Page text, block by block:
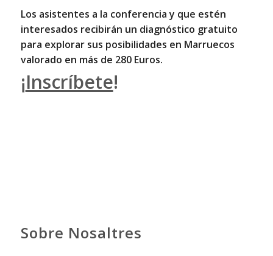
Los asistentes a la conferencia y que estén
interesados recibirán un diagnóstico gratuito
para explorar sus posibilidades en Marruecos
valorado en más de 280 Euros.
¡Inscríbete!
Sobre Nosaltres